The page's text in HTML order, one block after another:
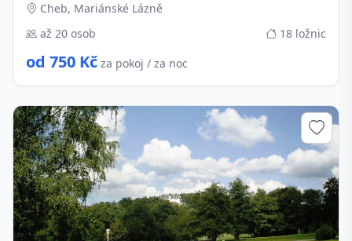
Cheb, Mariánské Lázně
až 20 osob
18 ložnic
od 750 Kč za pokoj / za noc